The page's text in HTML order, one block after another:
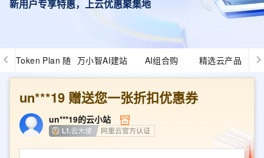
新用户专享特惠，上云优惠聚集地
Token Plan 随 万小智AI建站 AI组合购 精选云产品
un***19 赠送您一张折扣优惠券
un***19的云小站